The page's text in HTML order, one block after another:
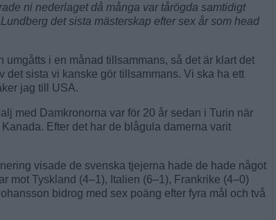
ni nederlaget då många var tårögda samtidigt
det sista mästerskap efter sex år som head
umgåtts i en månad tillsammans, så det är klart det
det sista vi kanske gör tillsammans. Vi ska ha ett
jag till USA.
med Damkronorna var för 20 år sedan i Turin när
Efter det har de blågula damerna varit
visade de svenska tjejerna hade de hade något
mot Tyskland (4–1), Italien (6–1), Frankrike (4–0)
bidrog med sex poäng efter fyra mål och två